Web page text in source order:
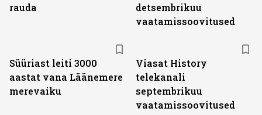
rauda
detsembrikuu
vaatamissoovitused
Süüriast leiti 3000
aastat vana Läänemere
merevaiku
Viasat History
telekanali
septembrikuu
vaatamissoovitused